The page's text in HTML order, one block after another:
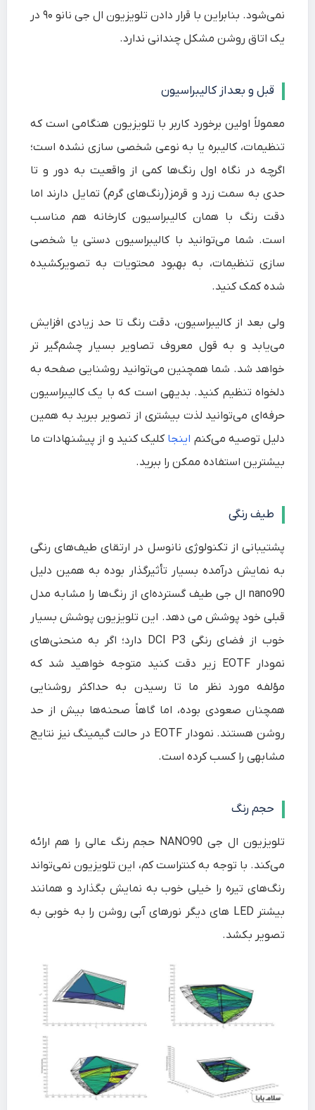
نمی‌شود. بنابراین با قرار دادن تلویزیون ال جی نانو ۹۰ در
یک اتاق روشن مشکل چندانی ندارد.
قبل و بعد از کالیبراسیون
معمولاً اولین برخورد کاربر با تلویزیون هنگامی است که
تنظیمات، کالیبره یا به نوعی شخصی سازی نشده است؛
اگرچه در نگاه اول رنگ‌ها کمی از واقعیت به دور و تا
حدی به سمت زرد و قرمز(رنگ‌های گرم) تمایل دارند اما
دقت رنگ با همان کالیبراسیون کارخانه هم مناسب
است. شما می‌توانید با کالیبراسیون دستی یا شخصی
سازی تنظیمات، به بهبود محتویات به تصویرکشیده
شده کمک کنید.
ولی بعد از کالیبراسیون، دقت رنگ تا حد زیادی افزایش
می‌یابد و به قول معروف تصاویر بسیار چشم‌گیر تر
خواهد شد. شما همچنین می‌توانید روشنایی صفحه به
دلخواه تنظیم کنید. بدیهی است که با یک کالیبراسیون
حرفه‌ای می‌توانید لذت بیشتری از تصویر ببرید به همین
دلیل توصیه می‌کنم اینجا کلیک کنید و از پیشنهادات ما
بیشترین استفاده ممکن را ببرید.
طیف رنگی
پشتیبانی از تکنولوژی نانوسل در ارتقای طیف‎‌های رنگی
به نمایش درآمده بسیار تأثیرگذار بوده به همین دلیل
nano90 ال جی طیف گسترده‌ای از رنگ‌ها را مشابه مدل
قبلی خود پوشش می دهد. این تلویزیون پوشش بسیار
خوب از فضای رنگی DCI P3 دارد؛ اگر به منحنی‌های
نمودار EOTF زیر دقت کنید متوجه خواهید شد که
مؤلفه مورد نظر ما تا رسیدن به حداکثر روشنایی
همچنان صعودی بوده، اما گاهاً صحنه‌ها بیش از حد
روشن هستند. نمودار EOTF در حالت گیمینگ نیز نتایج
مشابهی را کسب کرده است.
حجم رنگ
تلویزیون ال جی NANO90 حجم رنگ عالی را هم ارائه
می‌کند. با توجه به کنتراست کم، این تلویزیون نمی‌تواند
رنگ‌های تیره را خیلی خوب به نمایش بگذارد و همانند
بیشتر LED های دیگر نورهای آبی روشن را به خوبی به
تصویر بکشد.